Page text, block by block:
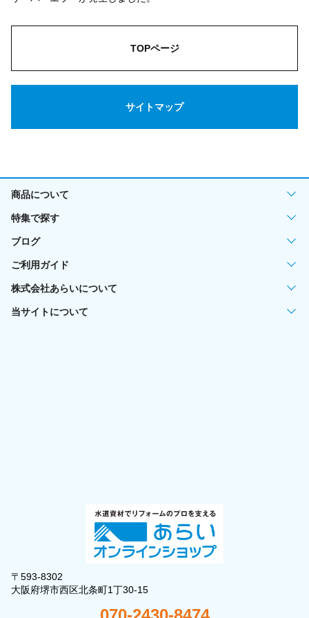
TOPページ
サイトマップ
商品について
特集で探す
ブログ
ご利用ガイド
株式会社あらいについて
当サイトについて
〒593-8302
大阪府堺市西区北条町1丁30-15